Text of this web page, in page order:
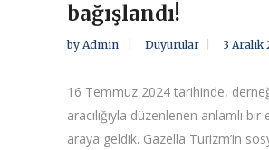
bağışlandı!
by Admin Duyurular 3 Aralık
16 Temmuz 2024 tarihinde,
aracılığıyla düzenlenen anlamlı
araya geldik. Gazella Turizm’in